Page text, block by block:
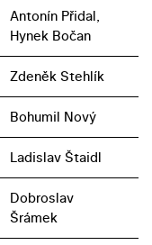
Antonín Přidal,
Hynek Bočan
Zdeněk Stehlík
Bohumil Nový
Ladislav Štaidl
Dobroslav
Šrámek